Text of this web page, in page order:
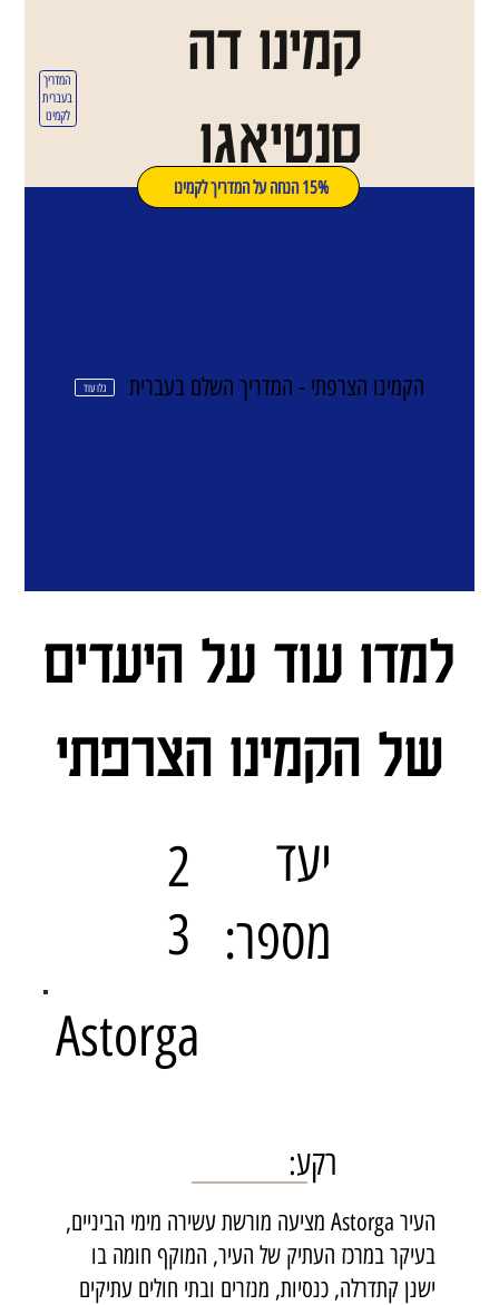
המדריך
בעברית
לקמינו
קמינו דה
סנטיאגו
15% הנחה על המדריך לקמינו
העיר Astorga מציעה מורשת עשירה מימי הביניים,
בעיקר במרכז העתיק של העיר, המוקף חומה בו
ישנן קתדרלה, כנסיות, מנזרים ובתי חולים עתיקים
רקע:
Astorga
2
3
יעד
מספר:
למדו עוד על היעדים
של הקמינו הצרפתי
גלו עוד הקמינו הצרפתי - המדריך השלם בעברית